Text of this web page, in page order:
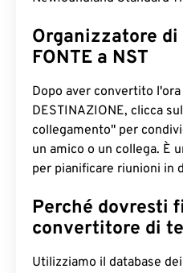
Organizzatore
FONTE a NST
Dopo aver convertito l'ora
DESTINAZIONE, clicca
collegamento" per
un amico o un collega. È
per pianificare riunioni in
Perché dovresti
convertitore di
Utilizziamo il database